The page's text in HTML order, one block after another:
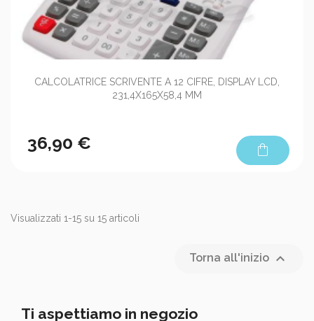
CALCOLATRICE SCRIVENTE A 12 CIFRE, DISPLAY LCD,
231,4X165X58,4 MM
36,90 € shopping_bag
Visualizzati 1-15 su 15 articoli
Torna all'inizio 
Ti aspettiamo in negozio